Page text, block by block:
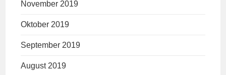
November 2019
Oktober 2019
September 2019
August 2019